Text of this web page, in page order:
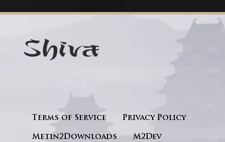
Terms of Service Privacy Policy
Metin2Downloads M2Dev